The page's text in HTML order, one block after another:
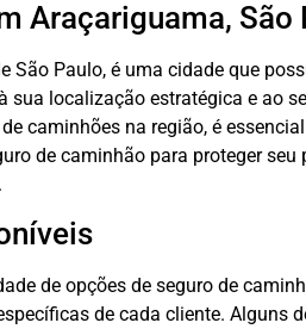
Araçariguama, São
São Paulo, é uma cidade que
sua localização estratégica e ao
caminhões na região, é
de caminhão para proteger seu
de opções de seguro de
de cada cliente. Alguns